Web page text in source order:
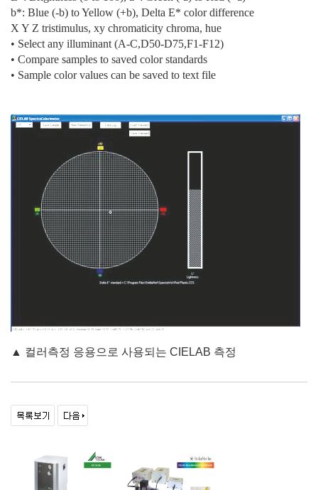
b*: Blue (-b) to Yellow (+b), Delta E* color difference
X Y Z tristimulus, xy chromaticity chroma, hue
• Select any illuminant (A-C,D50-D75,F1-F12)
• Compare samples to saved color standards
• Sample color values can be saved to text file
▲ 컬러측정 응용으로 사용되는 CIELAB 측정